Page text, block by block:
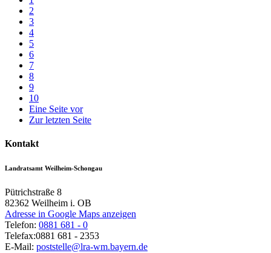
2
3
4
5
6
7
8
9
10
Eine Seite vor
Zur letzten Seite
Kontakt
Landratsamt Weilheim-Schongau
Pütrichstraße 8
82362 Weilheim i. OB
Adresse in Google Maps anzeigen
Telefon: 0881 681 - 0
Telefax:0881 681 - 2353
E-Mail: poststelle@lra-wm.bayern.de